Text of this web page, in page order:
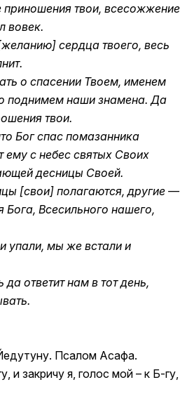
приношения твои, всесожжение
вовек.
сердца твоего, весь
о спасении Твоем, именем
поднимем наши знамена. Да
твои.
Бог спас помазанника
ему с небес святых Своих
десницы Своей.
[свои] полагаются, другие —
Всесильного нашего,
упали, мы же встали и
да ответит нам в тот день,
Псалом Асафа.
и закричу я, голос мой – к Б-гу,